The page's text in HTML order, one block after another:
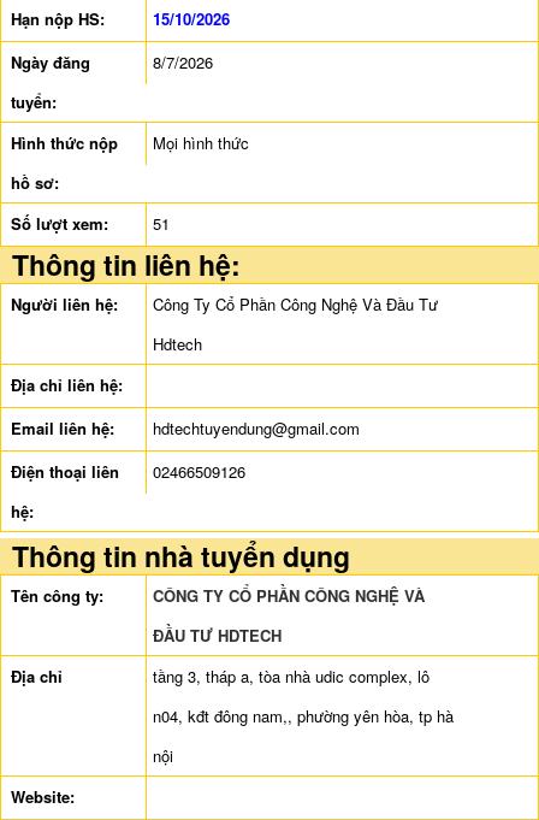
Hạn nộp HS:
15/10/2026
Ngày đăng
tuyển:
8/7/2026
Hình thức nộp
hồ sơ:
Mọi hình thức
Số lượt xem: 51
Thông tin liên hệ:
Người liên hệ:
Công Ty Cổ Phần Công Nghệ Và Đầu Tư
Hdtech
Địa chỉ liên hệ:
Email liên hệ:
hdtechtuyendung@gmail.com
Điện thoại liên
hệ:
02466509126
Thông tin nhà tuyển dụng
Tên công ty:
CÔNG TY CỔ PHẦN CÔNG NGHỆ VÀ
ĐẦU TƯ HDTECH
Địa chỉ
tầng 3, tháp a, tòa nhà udic complex, lô
n04, kđt đông nam,, phường yên hòa, tp hà
nội
Website: